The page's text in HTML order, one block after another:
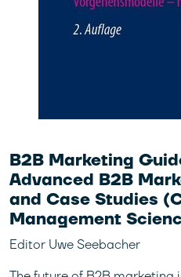
B2B Marketing
Advanced B2B
and Case Studies
Management
Editor Uwe Seebacher